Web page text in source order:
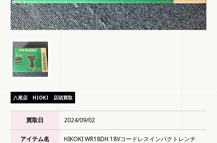
八尾店 HIOKI 店頭買取
買取日 2024/09/02
アイテム名
HIKOKI WR18DH 18Vコードレスインパクトレンチ